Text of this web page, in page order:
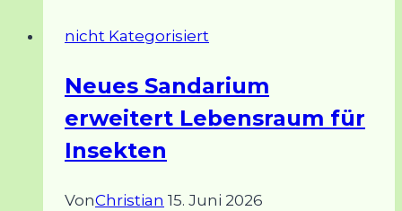
Ökosystem: Dorfgemeinschaft
e.V.
schafft
Lebensraum
nicht Kategorisiert
Neues Sandarium
erweitert Lebensraum für
Insekten
VonChristian 15. Juni 2026